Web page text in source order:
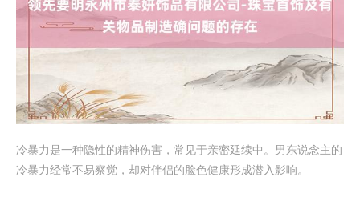
冷暴力是一种隐性的精神伤害，常见于亲密延续中。男东说念主的
冷暴力经常不易察觉，却对伴侣的脸色健康形成潜入影响。